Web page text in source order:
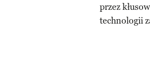
przez
technologii